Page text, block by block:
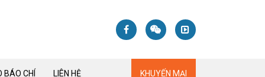
BÁO CHÍ LIÊN HỆ KHUYẾN MẠI